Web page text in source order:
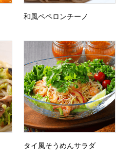
和風ペペロンチーノ
タイ風そうめんサラダ